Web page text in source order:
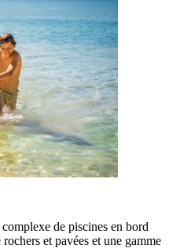
de piscines en bord
et pavées et une gamme